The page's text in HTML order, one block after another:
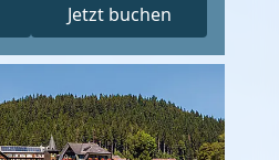
Jetzt buchen